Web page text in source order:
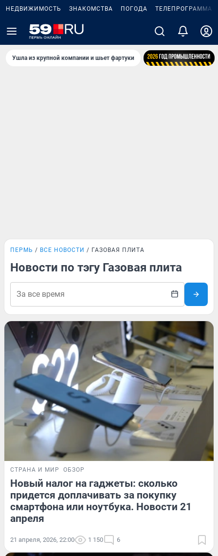
НЕДВИЖИМОСТЬ ЗНАКОМСТВА ПОГОДА ТЕЛЕПРОГРАММА
Ушла из крупной компании и шьет фартуки
ПЕРМЬ ВСЕ НОВОСТИ ГАЗОВАЯ ПЛИТА
Новости по тэгу Газовая плита
СТРАНА И МИР ОБЗОР
Новый налог на гаджеты: сколько
придется доплачивать за покупку
смартфона или ноутбука. Новости 21
апреля
21 апреля, 2026, 22:00 1 150 6